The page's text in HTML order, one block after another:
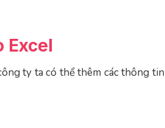
Excel
ty ta có thể thêm các thông tin